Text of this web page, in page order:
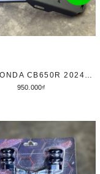
BAGA HONDA CB650R 2024+ - E CLUCTH
950.000₫